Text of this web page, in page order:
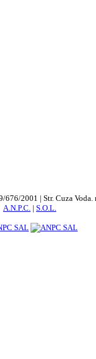
2001 | Str. Cuza Voda.
A.N.P.C. | S.O.L.